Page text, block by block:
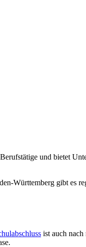
und bietet
Württemberg gibt es
ist auch